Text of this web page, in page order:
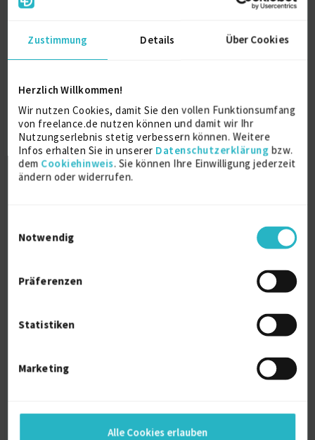
Zustimmung Details Über Cookies
Herzlich Willkommen!
Wir nutzen Cookies, damit Sie den vollen Funktionsumfang
von freelance.de nutzen können und damit wir Ihr
Nutzungserlebnis stetig verbessern können. Weitere
Infos erhalten Sie in unserer Datenschutzerklärung bzw.
dem Cookiehinweis. Sie können Ihre Einwilligung jederzeit
ändern oder widerrufen.
Notwendig
Präferenzen
Statistiken
Marketing
Alle Cookies erlauben
Projektleitung, IT-Architektur, IT-
Beratung, IT...
C 28 J. Linux (Kernel)
21 J.
0
Referenzen
System-Entwic...